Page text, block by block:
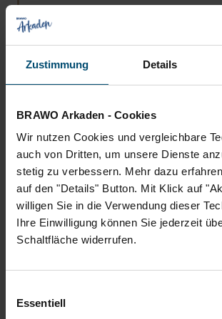
Zustimmung Details
BRAWO Arkaden - Cookies
Wir nutzen Cookies und vergleichbare
auch von Dritten, um unsere Dienste
stetig zu verbessern. Mehr dazu
auf den "Details" Button. Mit Klick auf
willigen Sie in die Verwendung dieser
Ihre Einwilligung können Sie jederzeit
Schaltfläche widerrufen.
Essentiell
Mehr lesen